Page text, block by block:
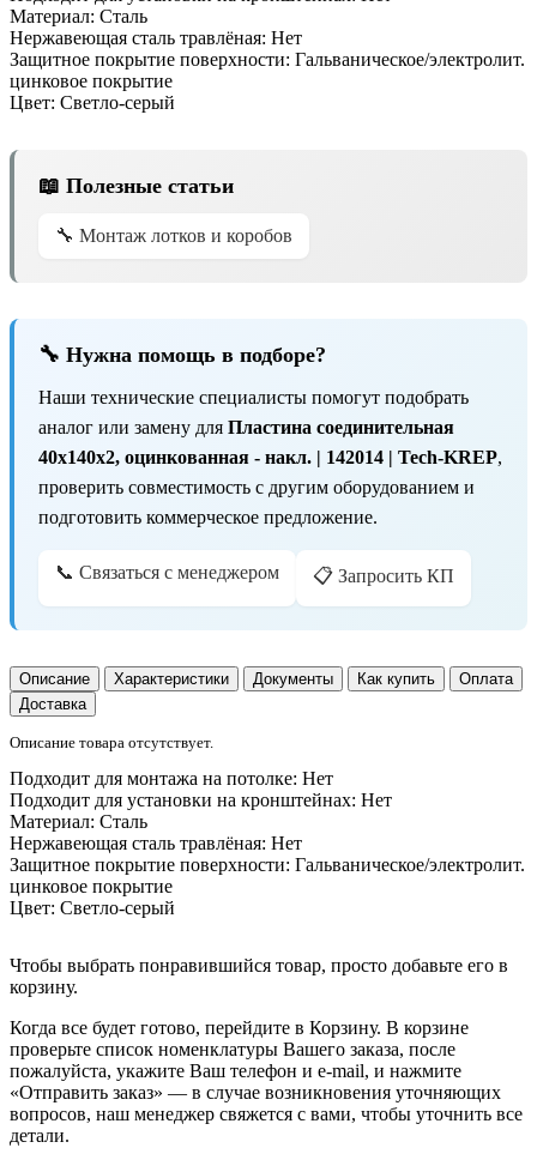
Материал: Сталь
Нержавеющая сталь травлёная: Нет
Защитное покрытие поверхности: Гальваническое/электролит.
цинковое покрытие
Цвет: Светло-серый
📖 Полезные статьи
🔧 Монтаж лотков и коробов
🔧 Нужна помощь в подборе?
Наши технические специалисты помогут подобрать
аналог или замену для Пластина соединительная
40х140x2, оцинкованная - накл. | 142014 | Tech-KREP,
проверить совместимость с другим оборудованием и
подготовить коммерческое предложение.
📞 Связаться с менеджером 📋 Запросить КП
Описание Характеристики Документы Как купить
Оплата
Доставка
Описание товара отсутствует.
Подходит для монтажа на потолке: Нет
Подходит для установки на кронштейнах: Нет
Материал: Сталь
Нержавеющая сталь травлёная: Нет
Защитное покрытие поверхности: Гальваническое/электролит.
цинковое покрытие
Цвет: Светло-серый
Чтобы выбрать понравившийся товар, просто добавьте его в
корзину.
Когда все будет готово, перейдите в Корзину. В корзине
проверьте список номенклатуры Вашего заказа, после
пожалуйста, укажите Ваш телефон и e-mail, и нажмите
«Отправить заказ» — в случае возникновения уточняющих
вопросов, наш менеджер свяжется с вами, чтобы уточнить все
детали.